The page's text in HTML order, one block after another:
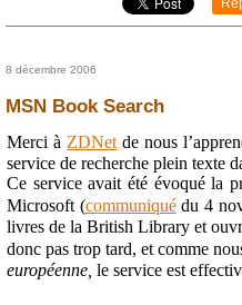
8 décembre 2006
MSN Book Search
Merci à ZDNet de nous
service de recherche plein texte
Ce service avait été évoqué la
Microsoft (communiquédu 4
livres de la British Library et
donc pas trop tard, et comme
européenne, le service est